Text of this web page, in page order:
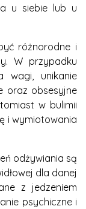
u siebie lub u
różnorodne i
W przypadku
wagi, unikanie
oraz obsesyjne
w bulimii
i wymiotowania
odżywiania są
dla danej
z jedzeniem
psychiczne i